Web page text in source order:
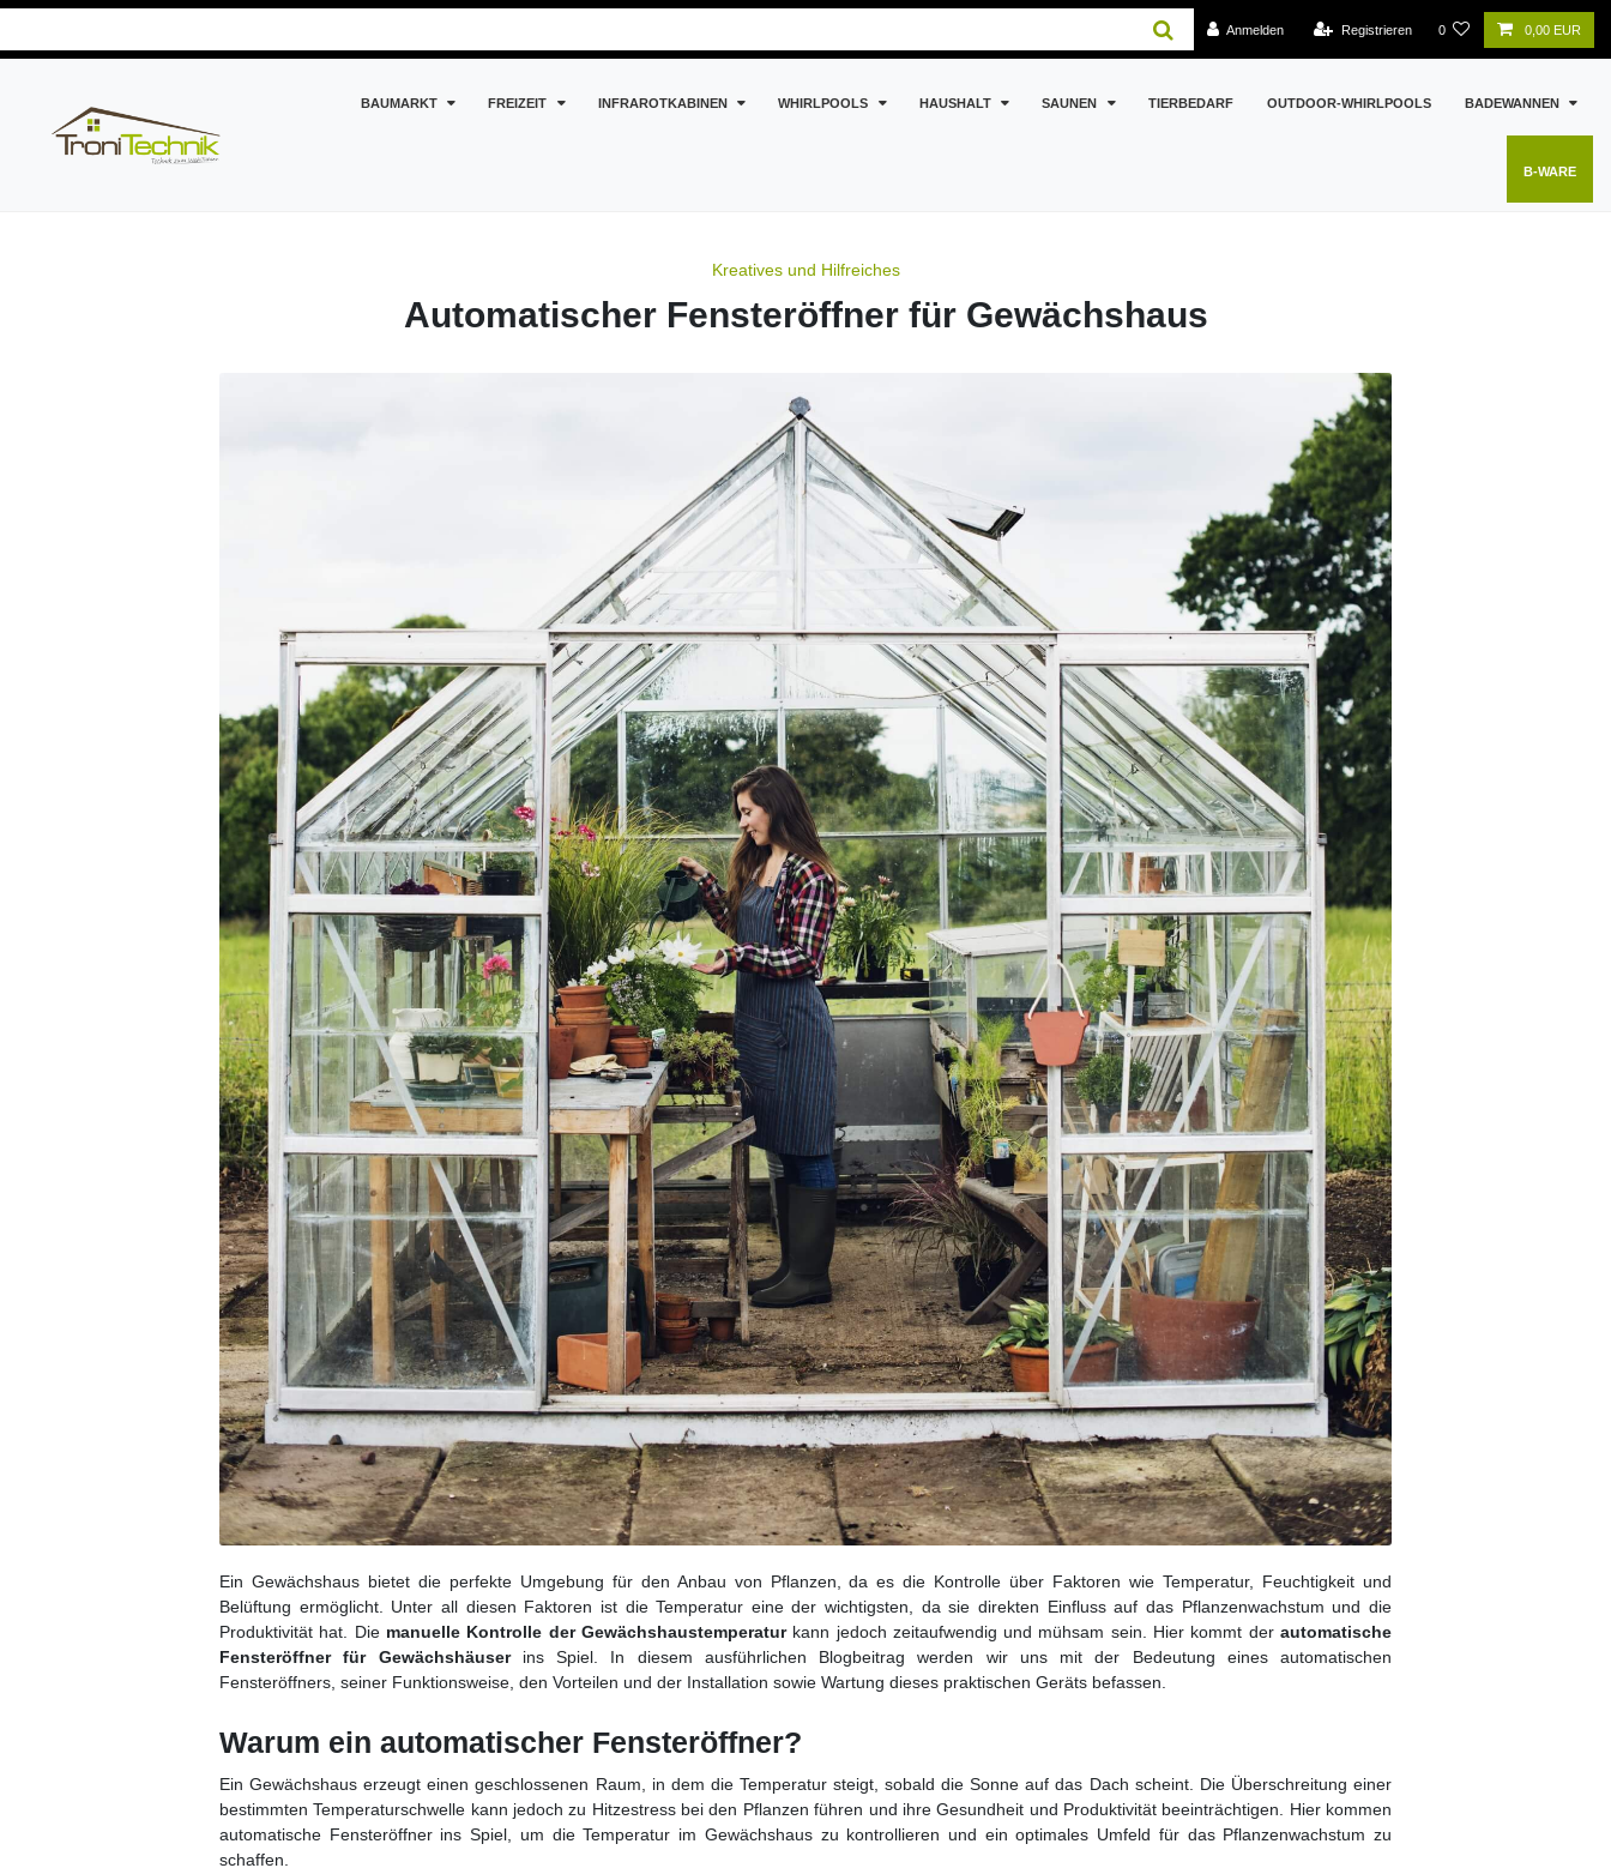
Anmelden Registrieren 0 0,00 EUR
BAUMARKT FREIZEIT INFRAROTKABINEN WHIRLPOOLS HAUSHALT SAUNEN TIERBEDARF OUTDOOR-WHIRLPOOLS BADEWANNEN
B-WARE
Kreatives und Hilfreiches
Automatischer Fensteröffner für Gewächshaus
Ein Gewächshaus bietet die perfekte Umgebung für den Anbau von Pflanzen, da es die Kontrolle über Faktoren wie Temperatur, Feuchtigkeit und
Belüftung ermöglicht. Unter all diesen Faktoren ist die Temperatur eine der wichtigsten, da sie direkten Einfluss auf das Pflanzenwachstum und die
Produktivität hat. Die manuelle Kontrolle der Gewächshaustemperaturkann jedoch zeitaufwendig und mühsam sein. Hier kommt der automatische
Fensteröffner für Gewächshäuserins Spiel. In diesem ausführlichen Blogbeitrag werden wir uns mit der Bedeutung eines automatischen
Fensteröffners, seiner Funktionsweise, den Vorteilen und der Installation sowie Wartung dieses praktischen Geräts befassen.
Warum ein automatischer Fensteröffner?
Ein Gewächshaus erzeugt einen geschlossenen Raum, in dem die Temperatur steigt, sobald die Sonne auf das Dach scheint. Die Überschreitung einer
bestimmten Temperaturschwelle kann jedoch zu Hitzestress bei den Pflanzen führen und ihre Gesundheit und Produktivität beeinträchtigen. Hier kommen
automatische Fensteröffner ins Spiel, um die Temperatur im Gewächshaus zu kontrollieren und ein optimales Umfeld für das Pflanzenwachstum zu
schaffen.